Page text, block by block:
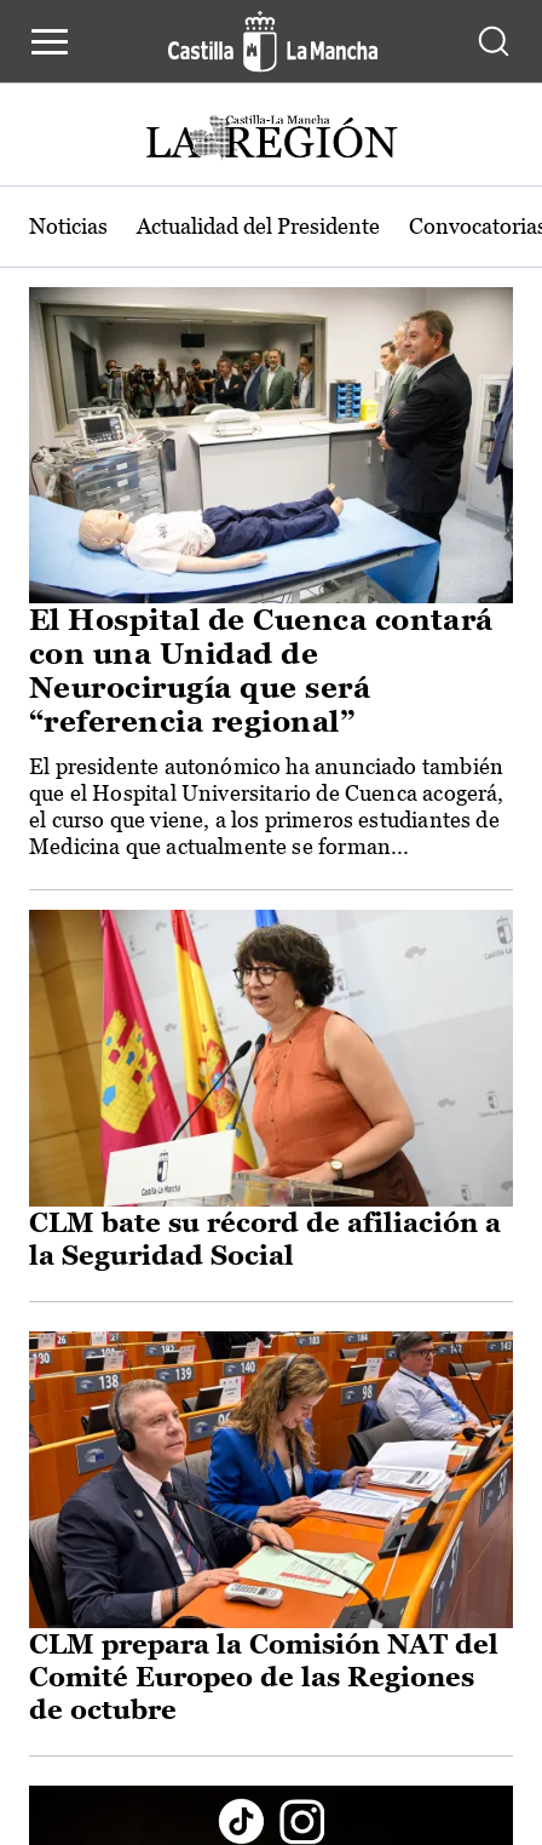
Actualidad de la región de Castilla-
Noticias Actualidad del Presidente
El Hospital de Cuenca contará
con una Unidad de
Neurocirugía que será
“referencia regional”
El presidente autonómico ha anunciado también
que el Hospital Universitario de Cuenca acogerá,
el curso que viene, a los primeros estudiantes de
Medicina que actualmente se forman...
CLM bate su récord de afiliación a
la Seguridad Social
CLM prepara la Comisión NAT del
Comité Europeo de las Regiones
de octubre